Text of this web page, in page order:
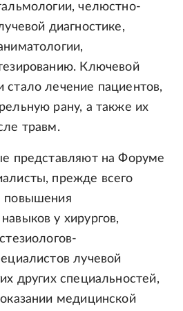
челюстно-
диагностике,
Ключевой
лечение пациентов,
рану, а также их
травм.
представляют на Форуме
прежде всего
повышения
у хирургов,
лучевой
других специальностей,
медицинской